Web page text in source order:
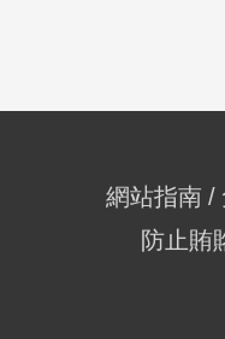
網站指南
防止賄